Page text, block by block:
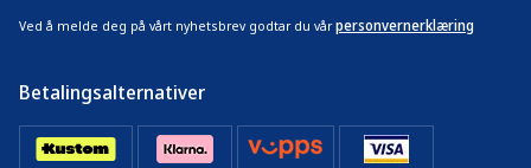
Ved å melde deg på vårt nyhetsbrev godtar du vår personvernerklæring
Betalingsalternativer